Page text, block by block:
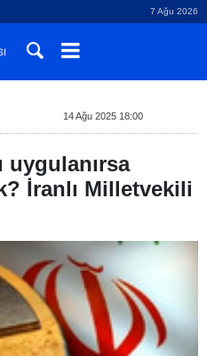
7 Ağu 2026
14 Ağu 2025 18:00
uygulanırsa
İranlı Milletvekili